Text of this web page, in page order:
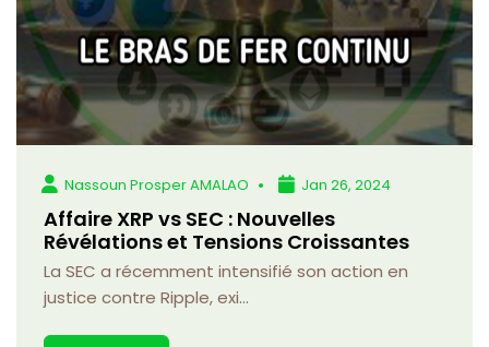
Nassoun Prosper AMALAO Jan 26, 2024
Affaire XRP vs SEC : Nouvelles
Révélations et Tensions Croissantes
La SEC a récemment intensifié son action en
justice contre Ripple, exi...